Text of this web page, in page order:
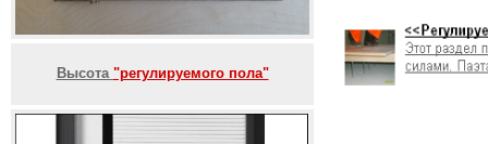
Высота "регулируемого пола"